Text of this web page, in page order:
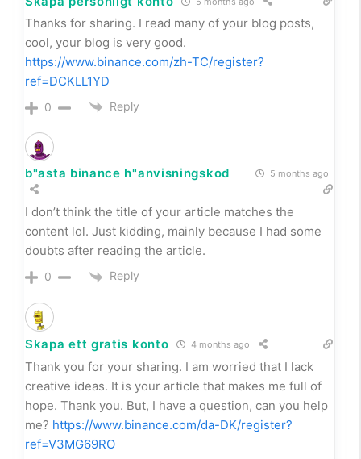
Thanks for sharing. I read many of your blog posts,
cool, your blog is very good.
https://www.binance.com/zh-TC/register?
ref=DCKLL1YD
0 Reply
b"asta binance h"anvisningskod 5 months ago
I don’t think the title of your article matches the
content lol. Just kidding, mainly because I had some
doubts after reading the article.
0 Reply
Skapa ett gratis konto 4 months ago
Thank you for your sharing. I am worried that I lack
creative ideas. It is your article that makes me full of
hope. Thank you. But, I have a question, can you help
me? https://www.binance.com/da-DK/register?
ref=V3MG69RO